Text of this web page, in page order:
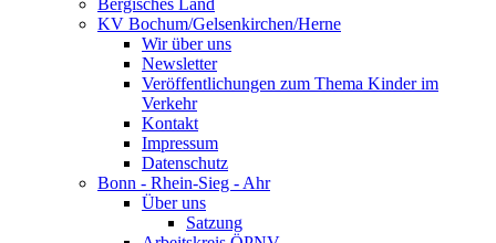
Bergisches Land
KV Bochum/Gelsenkirchen/Herne
Wir über uns
Newsletter
Veröffentlichungen zum Thema Kinder im
Verkehr
Kontakt
Impressum
Datenschutz
Bonn - Rhein-Sieg - Ahr
Über uns
Satzung